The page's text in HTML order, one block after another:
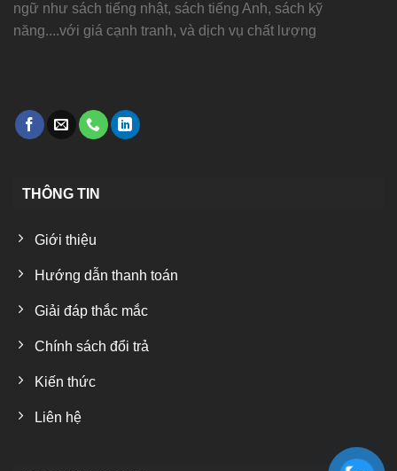
ngữ như sách tiếng nhật, sách tiếng Anh, sách kỹ
năng....với giá cạnh tranh, và dịch vụ chất lượng
THÔNG TIN
Giới thiệu
Hướng dẫn thanh toán
Giải đáp thắc mắc
Chính sách đổi trả
Kiến thức
Liên hệ